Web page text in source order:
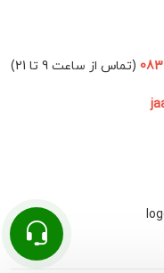
(تماس از ساعت 9 تا 21)